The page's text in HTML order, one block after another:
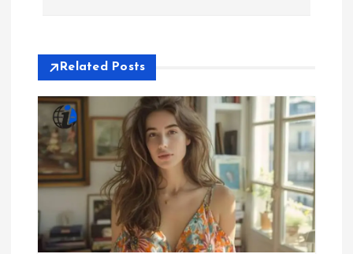
v
g
a
t
Related Posts